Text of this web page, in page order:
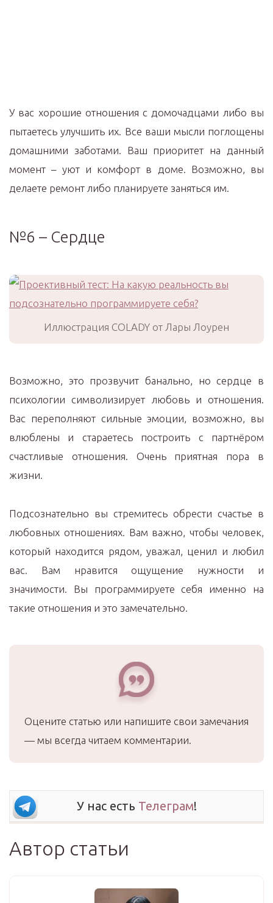
У вас хорошие отношения с домочадцами либо вы
пытаетесь улучшить их. Все ваши мысли поглощены
домашними заботами. Ваш приоритет на данный
момент – уют и комфорт в доме. Возможно, вы
делаете ремонт либо планируете заняться им.
№6 – Сердце
Иллюстрация COLADY от Лары Лоурен
Возможно, это прозвучит банально, но сердце в
психологии символизирует любовь и отношения.
Вас переполняют сильные эмоции, возможно, вы
влюблены и стараетесь построить с партнёром
счастливые отношения. Очень приятная пора в
жизни.
Подсознательно вы стремитесь обрести счастье в
любовных отношениях. Вам важно, чтобы человек,
который находится рядом, уважал, ценил и любил
вас. Вам нравится ощущение нужности и
значимости. Вы программируете себя именно на
такие отношения и это замечательно.
Оцените статью или напишите свои замечания
— мы всегда читаем комментарии.
У нас есть Телеграм!
Автор статьи